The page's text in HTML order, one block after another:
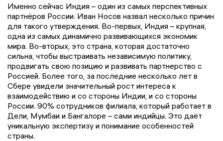
Именно сейчас Индия – один из самых перспективных
партнёров России. Иван Носов назвал несколько причин
для такого утверждения. Во-первых, Индия – крупная,
одна из самых динамично развивающихся экономик
мира. Во-вторых, это страна, которая достаточно
сильна, чтобы выстраивать независимую политику,
продвигать свою позицию и развивать партнерство с
Россией. Более того, за последние несколько лет в
Сбере увидели значительный рост интереса к
взаимодействию и со стороны Индии, и со стороны
России. 90% сотрудников филиала, который работает в
Дели, Мумбаи и Бангалоре – сами индийцы. Это даёт
уникальную экспертизу и понимание особенностей
страны.